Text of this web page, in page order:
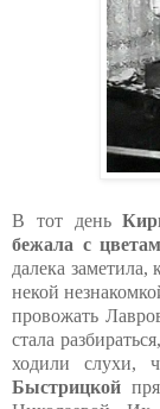
В тот день
бежала с
далека
некой
провожать
стала
ходили слухи,
Быстрицкой